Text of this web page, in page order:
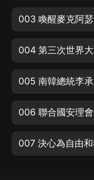
003 喚醒麥克阿
004 第三次世界大
005 南韓總統李
006 聯合國安理
007 決心為自由